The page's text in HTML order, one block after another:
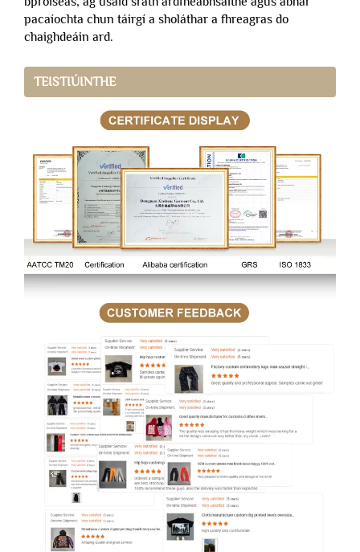
pacaíochta chun táirgí a sholáthar a fhreagras do
chaighdeáin ard.
TEISTIÚINTHE